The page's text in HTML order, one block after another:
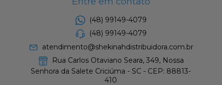
(48) 99149-4079
(48) 99149-4079
atendimento@shekinahdistribuidora.com.br
Rua Carlos Otaviano Seara, 349, Nossa
Senhora da Salete Criciúma - SC - CEP: 88813-
410